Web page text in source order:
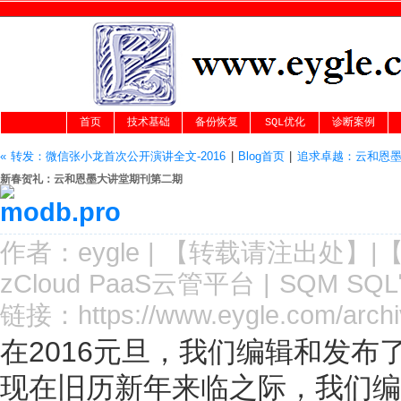
首页 技术基础 备份恢复 SQL优化 诊断案例
« 转发：微信张小龙首次公开演讲全文-2016 Blog首页| 追求卓越：云和恩
新春贺礼：云和恩墨大讲堂期刊第二期
作者： eygle | 【转载请注出处 】|
zCloud PaaS云管平台 | SQM
链接： https://www.eygle.com/
在2016元旦，我们编辑和发布
现在旧历新年来临之际，我们